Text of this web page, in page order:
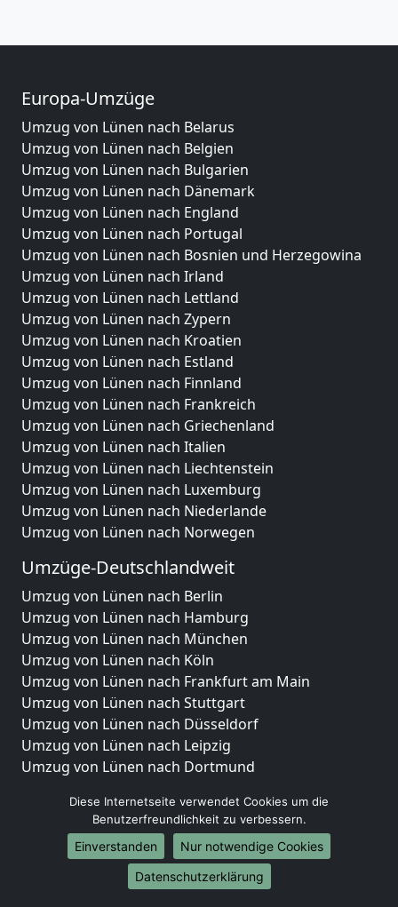
Europa-Umzüge
Umzug von Lünen nach Belarus
Umzug von Lünen nach Belgien
Umzug von Lünen nach Bulgarien
Umzug von Lünen nach Dänemark
Umzug von Lünen nach England
Umzug von Lünen nach Portugal
Umzug von Lünen nach Bosnien und Herzegowina
Umzug von Lünen nach Irland
Umzug von Lünen nach Lettland
Umzug von Lünen nach Zypern
Umzug von Lünen nach Kroatien
Umzug von Lünen nach Estland
Umzug von Lünen nach Finnland
Umzug von Lünen nach Frankreich
Umzug von Lünen nach Griechenland
Umzug von Lünen nach Italien
Umzug von Lünen nach Liechtenstein
Umzug von Lünen nach Luxemburg
Umzug von Lünen nach Niederlande
Umzug von Lünen nach Norwegen
Umzüge-Deutschlandweit
Umzug von Lünen nach Berlin
Umzug von Lünen nach Hamburg
Umzug von Lünen nach München
Umzug von Lünen nach Köln
Umzug von Lünen nach Frankfurt am Main
Umzug von Lünen nach Stuttgart
Umzug von Lünen nach Düsseldorf
Umzug von Lünen nach Leipzig
Umzug von Lünen nach Dortmund
Umzug von Lünen nach Bremen
Umzug von Lünen nach Dresden
Umzug von Lünen nach Hannover
Umzug von Lünen nach Nürnberg
Umzug von Lünen nach Duisburg
Diese Internetseite verwendet Cookies um die
Benutzerfreundlichkeit zu verbessern.
Einverstanden
Nur notwendige Cookies
Datenschutzerklärung